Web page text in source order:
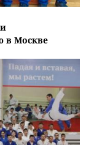
в Москве